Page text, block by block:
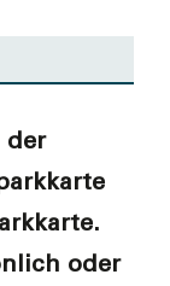
der
oder